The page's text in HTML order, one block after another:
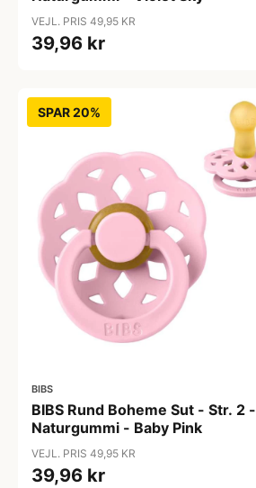
VEJL. PRIS 49,95 KR
39,96 kr
SPAR 20%
BIBS
BIBS Rund Boheme Sut - Str. 2 -
Naturgummi - Baby Pink
VEJL. PRIS 49,95 KR
39,96 kr